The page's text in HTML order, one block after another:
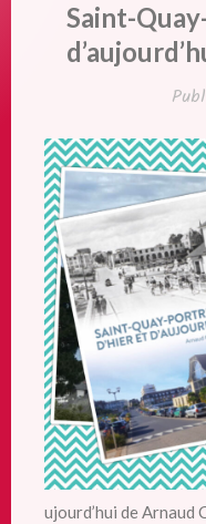
Saint-
ujourd’hui de Arnaud